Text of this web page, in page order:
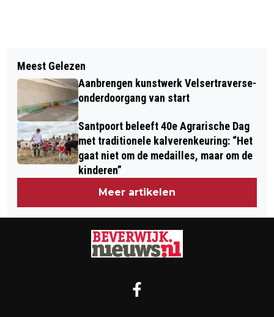
BIKERS AGAINST CHILD ABUSE
GEBOORTES I HUWELIJKEN I
OVERLEDEN
Meest Gelezen
Aanbrengen kunstwerk Velsertraverse-
onderdoorgang van start
Santpoort beleeft 40e Agrarische Dag
met traditionele kalverenkeuring: “Het
gaat niet om de medailles, maar om de
kinderen”
Meer artikelen